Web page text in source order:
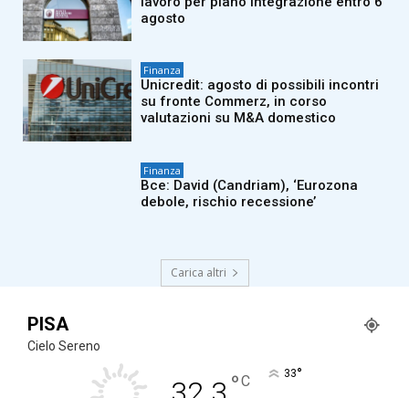
agosto
Finanza
Unicredit: agosto di possibili incontri
su fronte Commerz, in corso
valutazioni su M&A domestico
Finanza
Bce: David (Candriam), ‘Eurozona
debole, rischio recessione’
Carica altri
PISA
Cielo Sereno
°C 33°